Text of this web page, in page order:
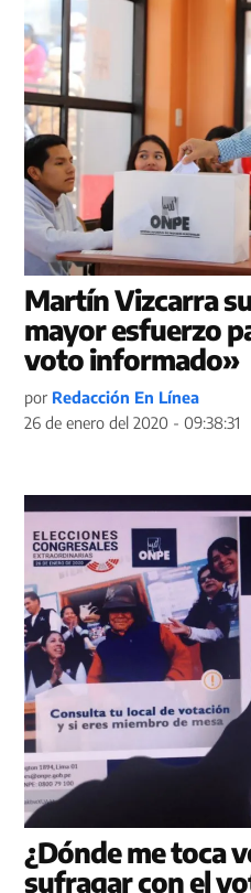
Martín Vizcarra
mayor esfuerzo
voto informado»
por Redacción En Línea
26 de enero del 2020 - 09:38:31
¿Dónde me toca
sufragar con el